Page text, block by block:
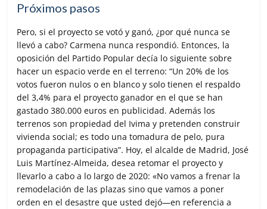
Próximos pasos
Pero, si el proyecto se votó y ganó, ¿por qué nunca se
llevó a cabo? Carmena nunca respondió. Entonces, la
oposición del Partido Popular decía lo siguiente sobre
hacer un espacio verde en el terreno: “Un 20% de los
votos fueron nulos o en blanco y solo tienen el respaldo
del 3,4% para el proyecto ganador en el que se han
gastado 380.000 euros en publicidad. Además los
terrenos son propiedad del Ivima y pretenden construir
vivienda social; es todo una tomadura de pelo, pura
propaganda participativa”. Hoy, el alcalde de Madrid, José
Luis Martínez-Almeida, desea retomar el proyecto y
llevarlo a cabo a lo largo de 2020: «No vamos a frenar la
remodelación de las plazas sino que vamos a poner
orden en el desastre que usted dejó—en referencia a